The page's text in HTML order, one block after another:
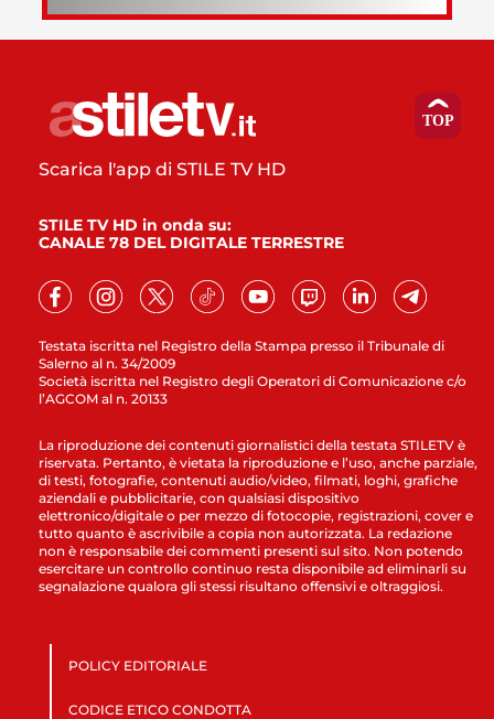
Testata iscritta nel Registro della Stampa presso il Tribunale di
Salerno al n. 34/2009
Società iscritta nel Registro degli Operatori di Comunicazione c/o
l’AGCOM al n. 20133
Scarica l'app di STILE TV HD
STILE TV HD in onda su:
CANALE 78 DEL DIGITALE TERRESTRE
La riproduzione dei contenuti giornalistici della testata STILETV è
riservata. Pertanto, è vietata la riproduzione e l’uso, anche parziale,
di testi, fotografie, contenuti audio/video, filmati, loghi, grafiche
aziendali e pubblicitarie, con qualsiasi dispositivo
elettronico/digitale o per mezzo di fotocopie, registrazioni, cover e
tutto quanto è ascrivibile a copia non autorizzata. La redazione
non è responsabile dei commenti presenti sul sito. Non potendo
esercitare un controllo continuo resta disponibile ad eliminarli su
segnalazione qualora gli stessi risultano offensivi e oltraggiosi.
POLICY EDITORIALE
CODICE ETICO CONDOTTA